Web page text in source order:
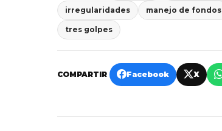
irregularidades manejo de fondos
tres golpes
COMPARTIR Facebook X